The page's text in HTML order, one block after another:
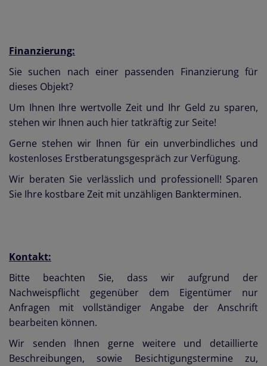
Finanzierung:
Sie suchen nach einer passenden Finanzierung für
dieses Objekt?
Um Ihnen Ihre wertvolle Zeit und Ihr Geld zu sparen,
stehen wir Ihnen auch hier tatkräftig zur Seite!
Gerne stehen wir Ihnen für ein unverbindliches und
kostenloses Erstberatungsgespräch zur Verfügung.
Wir beraten Sie verlässlich und professionell! Sparen
Sie Ihre kostbare Zeit mit unzähligen Bankterminen.
Kontakt:
Bitte beachten Sie, dass wir aufgrund der
Nachweispflicht gegenüber dem Eigentümer nur
Anfragen mit vollständiger Angabe der Anschrift
bearbeiten können.
Wir senden Ihnen gerne weitere und detaillierte
Beschreibungen, sowie Besichtigungstermine zu,